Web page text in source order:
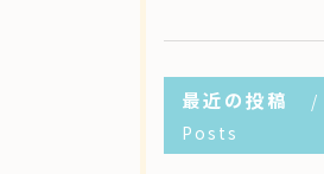
最近の投稿
Posts